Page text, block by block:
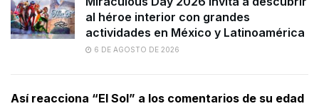
al héroe interior con grandes
actividades en México y Latinoamérica
6 DE AGOSTO DE 2026
Así reacciona “El Sol” a los comentarios de su edad